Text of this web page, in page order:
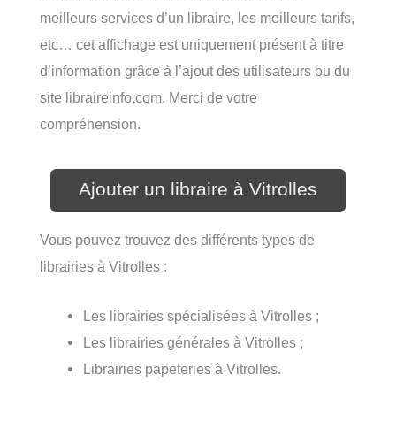
meilleurs services d’un libraire, les meilleurs tarifs,
etc… cet affichage est uniquement présent à titre
d’information grâce à l’ajout des utilisateurs ou du
site libraireinfo.com. Merci de votre
compréhension.
Ajouter un libraire à Vitrolles
Vous pouvez trouvez des différents types de
librairies à Vitrolles :
Les librairies spécialisées à Vitrolles ;
Les librairies générales à Vitrolles ;
Librairies papeteries à Vitrolles.